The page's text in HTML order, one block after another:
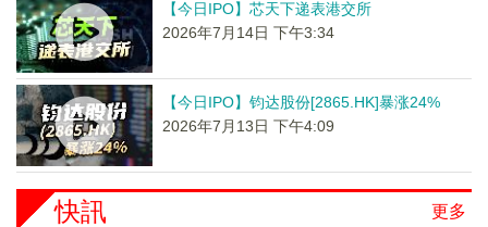
【今日IPO】芯天下递表港交所
2026年7月14日 下午3:34
【今日IPO】钧达股份[2865.HK]暴涨24%
2026年7月13日 下午4:09
更多
快訊